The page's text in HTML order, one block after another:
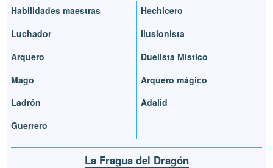
Habilidades maestras
Luchador
Arquero
Mago
Ladrón
Guerrero
Hechicero
Ilusionista
Duelista Místico
Arquero mágico
Adalid
La Fragua del Dragón